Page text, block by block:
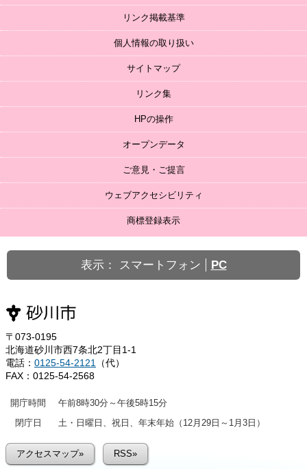
リンク掲載基準
個人情報の取り扱い
サイトマップ
リンク集
HPの操作
オープンデータ
ご意見・ご提言
ウェブアクセシビリティ
商標登録表示
表示： スマートフォン PC
〒073-0195
北海道砂川市西7条北2丁目1-1
電話： 0125-54-2121 （代）
FAX：0125-54-2568
開庁時間
午前8時30分～午後5時15分
閉庁日
土・日曜日、祝日、年末年始（12月29日～1月3日）
アクセスマップ» RSS»